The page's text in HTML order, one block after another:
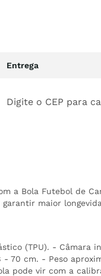
Entrega
Digite o CEP para
a Bola Futebol de
maior
(TPU). - Câmara
70 cm. - Peso
pode vir com a